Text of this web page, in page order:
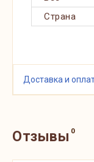
Страна
Доставка и
Отзывы 0